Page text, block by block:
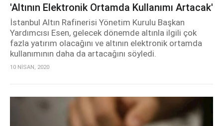
'Altının Elektronik Ortamda Kullanımı Artacak'
İstanbul Altın Rafinerisi Yönetim Kurulu Başkan
Yardımcısı Esen, gelecek dönemde altınla ilgili çok
fazla yatırım olacağını ve altının elektronik ortamda
kullanımının daha da artacağını söyledi.
10 NİSAN, 2020